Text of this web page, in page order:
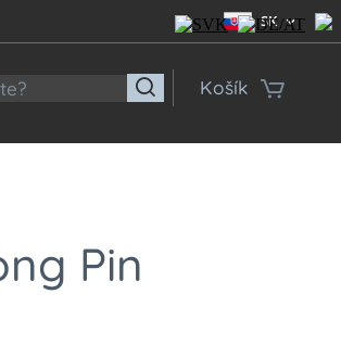
SK
Košík
Pin